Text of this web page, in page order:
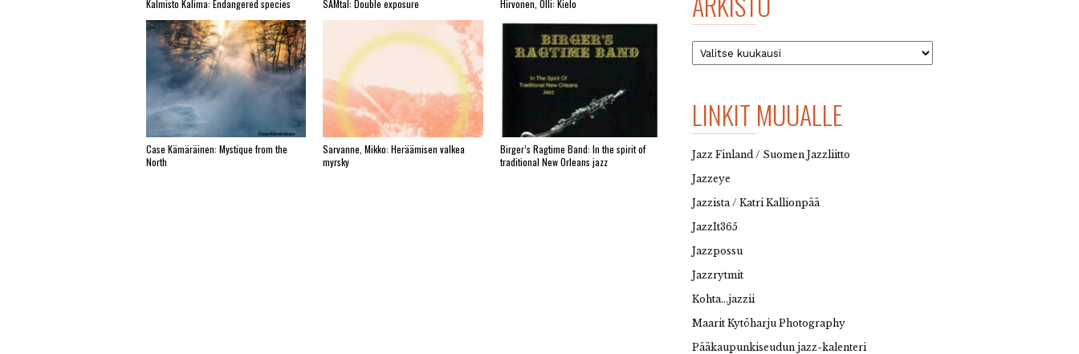
Kalmisto Kalima: Endangered species SAMtal: Double exposure Hirvonen, Olli: Kielo
Case Kämäräinen: Mystique from the
North
Sarvanne, Mikko: Heräämisen valkea
myrsky
Birger’s Ragtime Band: In the spirit of
traditional New Orleans jazz
Arkisto
LINKIT MUUALLE
Jazz Finland / Suomen Jazzliitto
Jazzeye
Jazzista / Katri Kallionpää
JazzIt365
Jazzpossu
Jazzrytmit
Kohta…jazzii
Maarit Kytöharju Photography
Pääkaupunkiseudun jazz-kalenteri